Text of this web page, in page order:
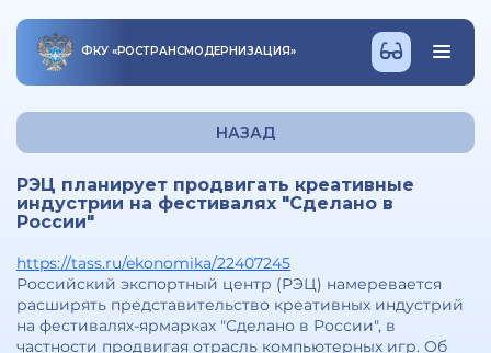
ФКУ «РОСТРАНСМОДЕРНИЗАЦИЯ»
НАЗАД
РЭЦ планирует продвигать креативные
индустрии на фестивалях "Сделано в
России"
https://tass.ru/ekonomika/22407245
Российский экспортный центр (РЭЦ) намеревается
расширять представительство креативных индустрий
на фестивалях-ярмарках "Сделано в России", в
частности продвигая отрасль компьютерных игр. Об